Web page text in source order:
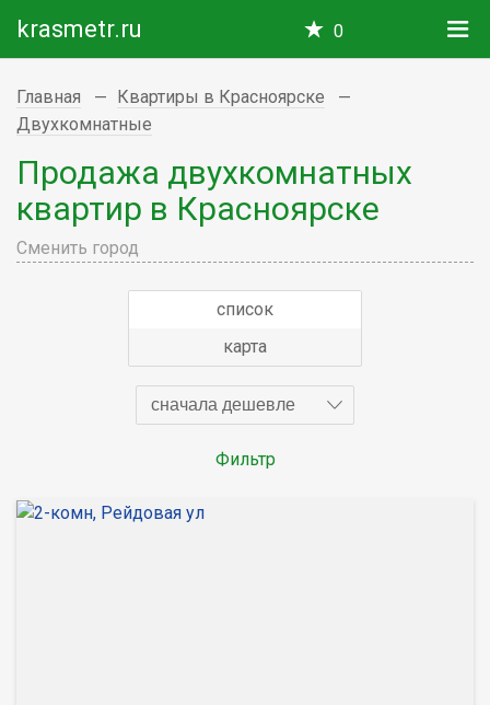
krasmetr.ru 0
Главная
Квартиры в Красноярске
Двухкомнатные
Продажа двухкомнатных
квартир в Красноярске
Сменить город
список
карта
сначала дешевле
Фильтр